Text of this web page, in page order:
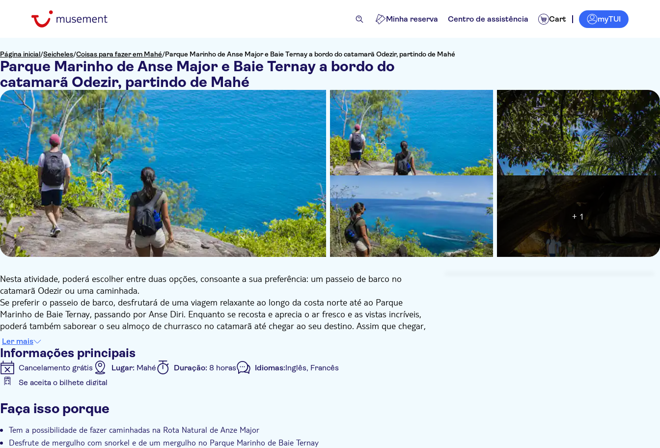
Minha reserva Centro de assistência Cart myTUI
Página inicial/Seicheles/Coisas para fazer em Mahé/Parque Marinho de Anse Major e Baie Ternay a bordo do catamarã Odezir, partindo de Mahé
Parque Marinho de Anse Major e Baie Ternay a bordo do
catamarã Odezir, partindo de Mahé
+ 1
Nesta atividade, poderá escolher entre duas opções, consoante a sua preferência: um passeio de barco no
catamarã Odezir ou uma caminhada.
Se preferir o passeio de barco, desfrutará de uma viagem relaxante ao longo da costa norte até ao Parque
Marinho de Baie Ternay, passando por Anse Diri. Enquanto se recosta e aprecia o ar fresco e as vistas incríveis,
poderá também saborear o seu almoço de churrasco no catamarã até chegar ao seu destino. Assim que chegar,
prepare-se para um pouco de diversão a nadar e a fazer snorkeling.
Se preferir fazer caminhadas, poderá desfrutar de uma vista de 360 graus das Seychelles, incluindo as suas
rochas de granito, copas de árvores densas e areia branca refinada, passando por Anse Major. Ao chegar ao fim
do trilho de caminhada, o seu delicioso almoço de churrasco espera por si ao embarcar no catamarã Odezir.
Assim que embarcar, poderá apreciar a vista enquanto saboreia o seu almoço até chegar à sua paragem final, o
Ler mais
Informações principais
Cancelamento grátis Lugar: Mahé Duração: 8 horas Idiomas:Inglês, Francês
Se aceita o bilhete digital
Confirmação instantânea
Voucher eletrônico
Pick up no hotel Transporte incluído
Faça isso porque
Tem a possibilidade de fazer caminhadas na Rota Natural de Anze Major
Desfrute de mergulho com snorkel e de um mergulho no Parque Marinho de Baie Ternay